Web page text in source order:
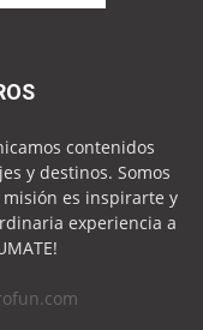
contenidos
y destinos. Somos
es inspirarte y
experiencia a